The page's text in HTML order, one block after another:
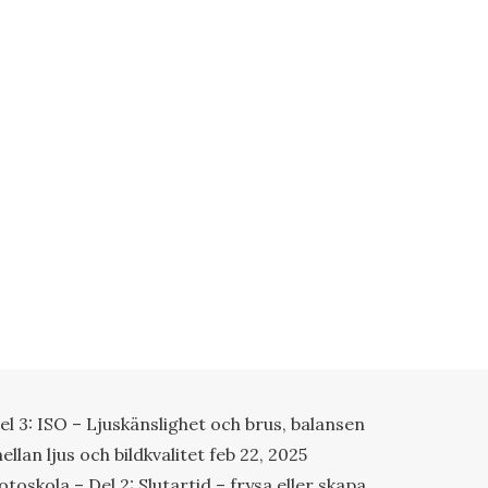
3: ISO – Ljuskänslighet och brus, balansen
ljus och bildkvalitet feb 22, 2025